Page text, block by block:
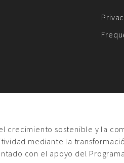
crecimiento sostenible y la
mediante la
con el apoyo del